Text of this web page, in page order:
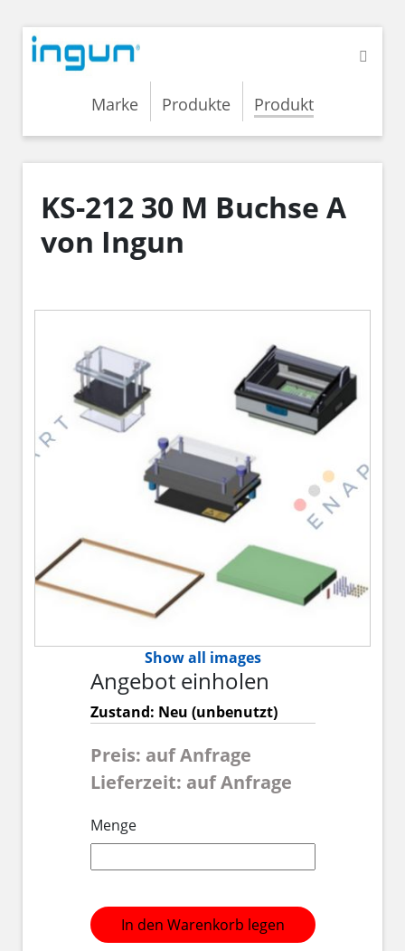
Marke Produkte Produkt
KS-212 30 M Buchse A
von Ingun
Show all images
Angebot einholen
Zustand: Neu (unbenutzt)
Preis: auf Anfrage
Lieferzeit: auf Anfrage
Menge
In den Warenkorb legen